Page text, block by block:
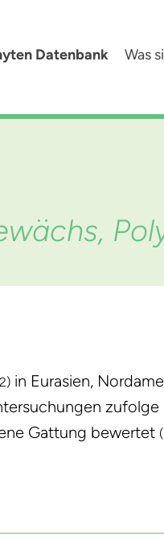
Datenbank Was
in Eurasien,
zufolge
Gattung bewertet